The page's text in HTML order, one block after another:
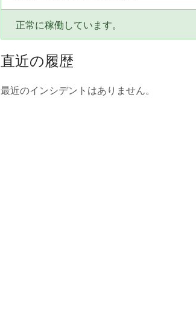
正常に稼働しています。
直近の履歴
最近のインシデントはありません。